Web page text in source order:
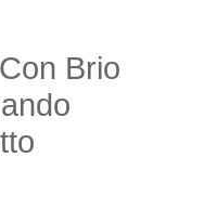
Brio